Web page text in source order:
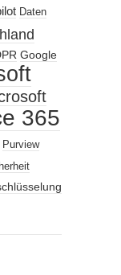
Daten
Google
365
Purview